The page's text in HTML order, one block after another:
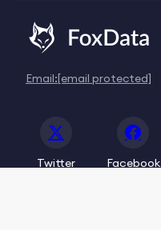
Email:[email protected]
Twitter Facebook